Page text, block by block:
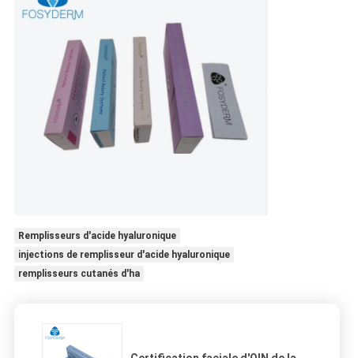
Remplisseurs d'acide hyaluronique
injections de remplisseur d'acide hyaluronique
remplisseurs cutanés d'ha